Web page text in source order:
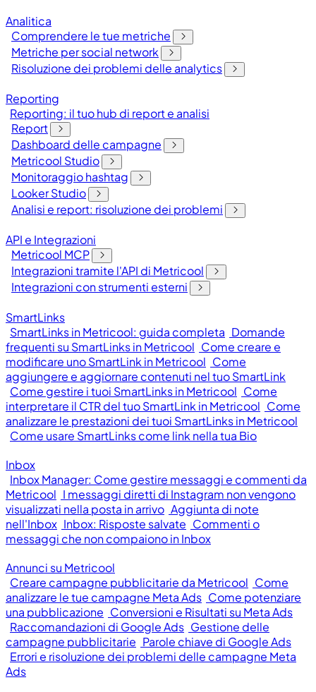
Analitica
Comprendere le tue metriche
Metriche per social network
Risoluzione dei problemi delle analytics
Reporting
Reporting: il tuo hub di report e analisi
Report
Dashboard delle campagne
Metricool Studio
Monitoraggio hashtag
Looker Studio
Analisi e report: risoluzione dei problemi
API e Integrazioni
Metricool MCP
Integrazioni tramite l'API di Metricool
Integrazioni con strumenti esterni
SmartLinks
SmartLinks in Metricool: guida completa Domande
frequenti su SmartLinks in Metricool Come creare e
modificare uno SmartLink in Metricool Come
aggiungere e aggiornare contenuti nel tuo SmartLink
Come gestire i tuoi SmartLinks in Metricool Come
interpretare il CTR del tuo SmartLink in Metricool Come
analizzare le prestazioni dei tuoi SmartLinks in Metricool
Come usare SmartLinks come link nella tua Bio
Inbox
Inbox Manager: Come gestire messaggi e commenti da
Metricool I messaggi diretti di Instagram non vengono
visualizzati nella posta in arrivo Aggiunta di note
nell'Inbox Inbox: Risposte salvate Commenti o
messaggi che non compaiono in Inbox
Annunci su Metricool
Creare campagne pubblicitarie da Metricool Come
analizzare le tue campagne Meta Ads Come potenziare
una pubblicazione Conversioni e Risultati su Meta Ads
Raccomandazioni di Google Ads Gestione delle
campagne pubblicitarie Parole chiave di Google Ads
Errori e risoluzione dei problemi delle campagne Meta
Ads